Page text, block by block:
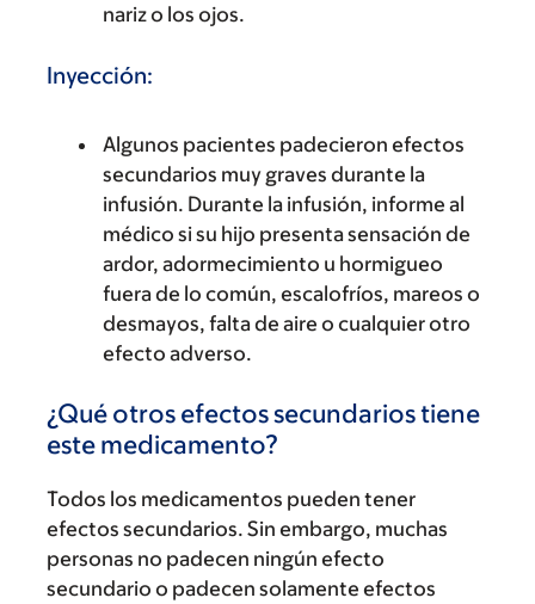
nariz o los ojos.
Inyección:
Algunos pacientes padecieron efectos
secundarios muy graves durante la
infusión. Durante la infusión, informe al
médico si su hijo presenta sensación de
ardor, adormecimiento u hormigueo
fuera de lo común, escalofríos, mareos o
desmayos, falta de aire o cualquier otro
efecto adverso.
¿Qué otros efectos secundarios tiene
este medicamento?
Todos los medicamentos pueden tener
efectos secundarios. Sin embargo, muchas
personas no padecen ningún efecto
secundario o padecen solamente efectos